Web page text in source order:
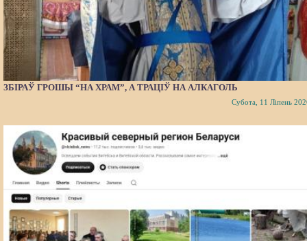
ЗБІРАЎ ГРОШЫ “НА ХРАМ”, А ТРАЦІЎ НА АЛКАГОЛЬ
Субота, 11 Ліпень